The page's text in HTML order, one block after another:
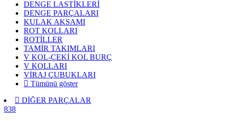
DENGE LASTİKLERİ
DENGE PARÇALARI
KULAK AKSAMI
ROT KOLLARI
ROTİLLER
TAMİR TAKIMLARI
V KOL-ÇEKİ KOL BURÇ
V KOLLARI
VİRAJ ÇUBUKLARI
Tümünü göster
DİĞER PARÇALAR
838